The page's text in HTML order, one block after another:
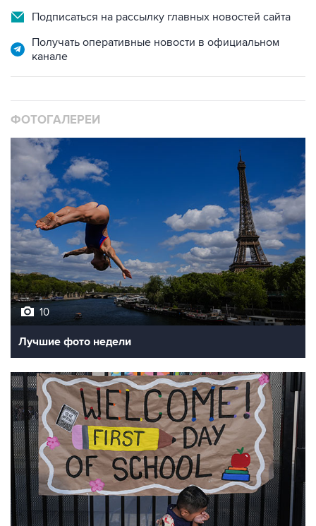
Получать оперативные новости в официальном
10
Лучшие фото недели
10